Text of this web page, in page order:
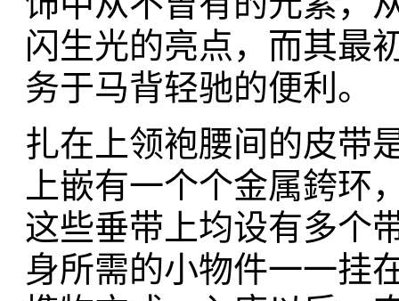
闪生光的亮点，而其最
务于马背轻驰的便利。
扎在上领袍腰间的皮带
上嵌有一个个金属銙
这些垂带上均设有多个
身所需的小物件一一挂